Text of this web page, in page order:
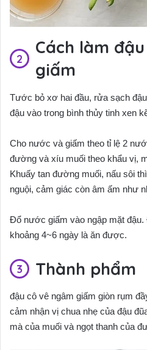
Cách làm
giấm
Tước bỏ xơ hai đầu, rửa sạch
đậu vào trong bình thủy tinh xen
Cho nước và giấm theo tỉ lệ 2
đường và xíu muối theo khẩu vị,
Khuấy tan đường muối, nấu sôi
nguội, cảm giác còn âm ấm như
Đổ nước giấm vào ngập mặt
khoảng 4~6 ngày là ăn được.
Thành phẩm
đậu cô vê ngâm giấm giòn rụm
cảm nhận vị chua nhẹ của đậu
mà của muối và ngọt thanh của